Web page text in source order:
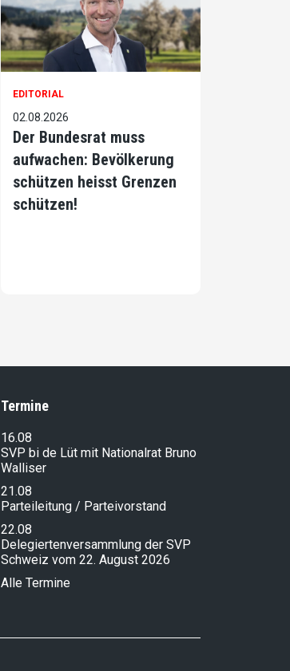
EDITORIAL
02.08.2026
Der Bundesrat muss
aufwachen: Bevölkerung
schützen heisst Grenzen
schützen!
Termine
16.08
SVP bi de Lüt mit Nationalrat Bruno
Walliser
21.08
Parteileitung / Parteivorstand
22.08
Delegiertenversammlung der SVP
Schweiz vom 22. August 2026
Alle Termine